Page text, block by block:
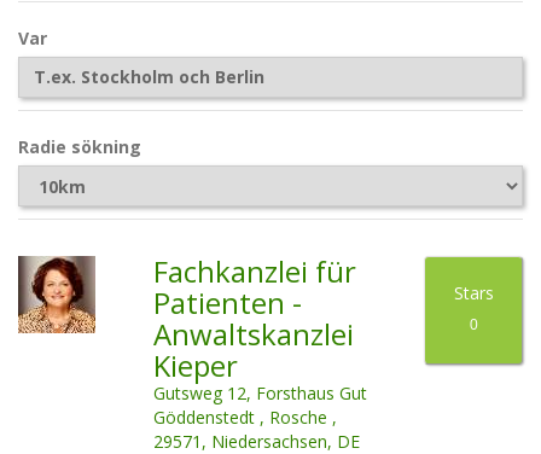
Var
Radie sökning
Fachkanzlei für
Patienten -
Anwaltskanzlei
Kieper
Gutsweg 12, Forsthaus Gut
Göddenstedt , Rosche ,
29571, Niedersachsen, DE
Stars
0